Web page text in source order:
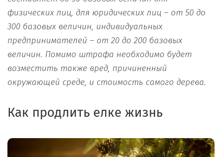
физических лиц, для юридических лиц – от 50 до
300 базовых величин, индивидуальных
предпринимателей – от 20 до 200 базовых
величин. Помимо штрафа необходимо будет
возместить также вред, причиненный
окружающей среде, и стоимость самого дерева.
Как продлить елке жизнь